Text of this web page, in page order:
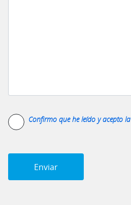
Confirmo que he leído y acepto la